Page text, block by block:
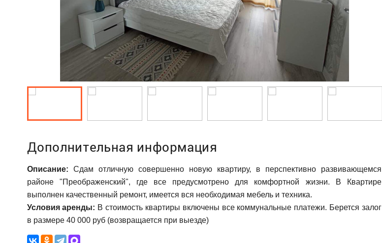
Дополнительная информация
Описание: Сдам отличную совершенно новую квартиру, в перспективно развивающемся
районе "Преображенский", где все предусмотрено для комфортной жизни. В Квартире
выполнен качественный ремонт, имеется вся необходимая мебель и техника.
Условия аренды: В стоимость квартиры включены все коммунальные платежи. Берется залог
в размере 40 000 руб (возвращается при выезде)